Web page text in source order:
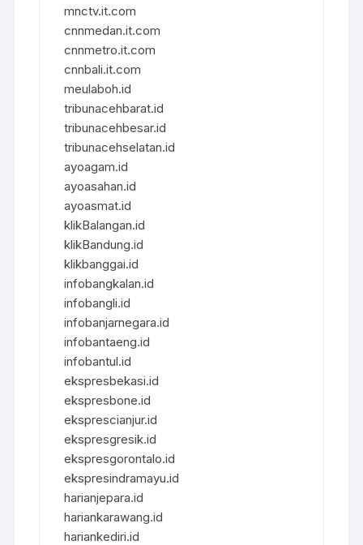
mnctv.it.com
cnnmedan.it.com
cnnmetro.it.com
cnnbali.it.com
meulaboh.id
tribunacehbarat.id
tribunacehbesar.id
tribunacehselatan.id
ayoagam.id
ayoasahan.id
ayoasmat.id
klikBalangan.id
klikBandung.id
klikbanggai.id
infobangkalan.id
infobangli.id
infobanjarnegara.id
infobantaeng.id
infobantul.id
ekspresbekasi.id
ekspresbone.id
eksprescianjur.id
ekspresgresik.id
ekspresgorontalo.id
ekspresindramayu.id
harianjepara.id
hariankarawang.id
hariankediri.id